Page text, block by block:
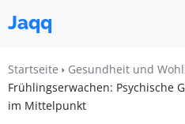
Jaqq
Startseite
Gesundheit und
Frühlingserwachen: Psychische
im Mittelpunkt